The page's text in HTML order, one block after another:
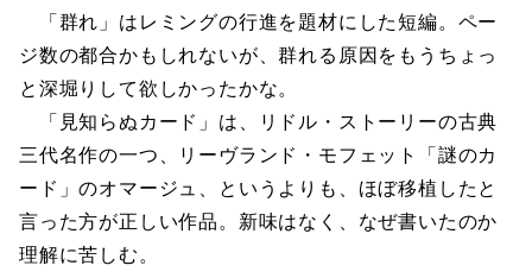
「群れ」はレミングの行進を題材にした短編。ペー
ジ数の都合かもしれないが、群れる原因をもうちょっ
と深堀りして欲しかったかな。
「見知らぬカード」は、リドル・ストーリーの古典
三代名作の一つ、リーヴランド・モフェット「謎のカ
ード」のオマージュ、というよりも、ほぼ移植したと
言った方が正しい作品。新味はなく、なぜ書いたのか
理解に苦しむ。